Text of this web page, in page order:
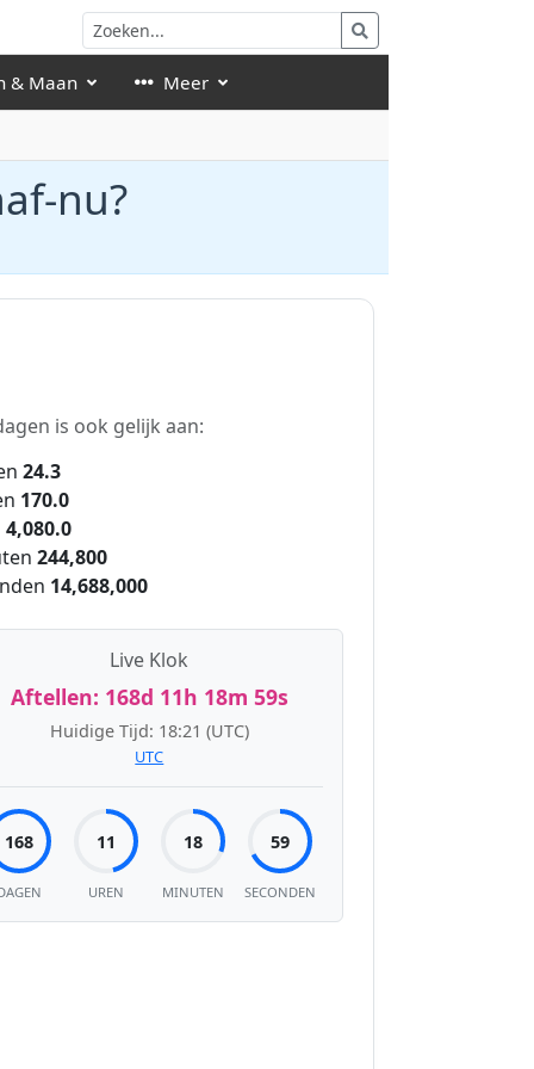
& Maan Meer
nu?
is ook gelijk aan:
24.3
170.0
4,080.0
244,800
14,688,000
Live Klok
Aftellen: 168d 11h 18m 58s
Huidige Tijd: 18:21 (UTC)
UTC
168 11
UREN
18
MINUTEN
58
SECONDEN